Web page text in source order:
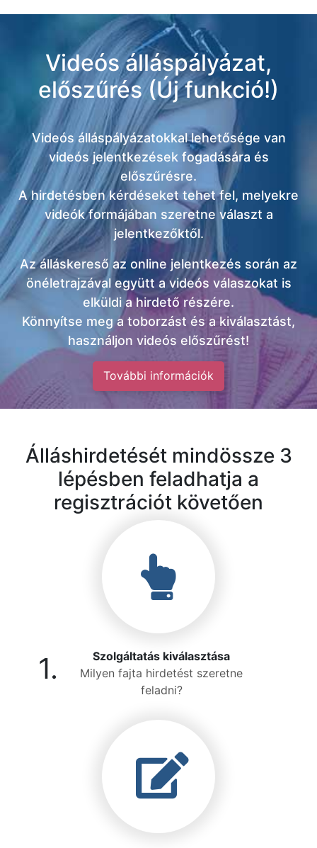
Videós álláspályázat,
előszűrés (Új funkció!)
Videós álláspályázatokkal lehetősége van
videós jelentkezések fogadására és
előszűrésre.
A hirdetésben kérdéseket tehet fel, melyekre
videók formájában szeretne választ a
jelentkezőktől.
Az álláskereső az online jelentkezés során az
önéletrajzával együtt a videós válaszokat is
elküldi a hirdető részére.
Könnyítse meg a toborzást és a kiválasztást,
használjon videós előszűrést!
További információk
Álláshirdetését mindössze 3
lépésben feladhatja a
regisztrációt követően
1.
Szolgáltatás kiválasztása
Milyen fajta hirdetést szeretne
feladni?